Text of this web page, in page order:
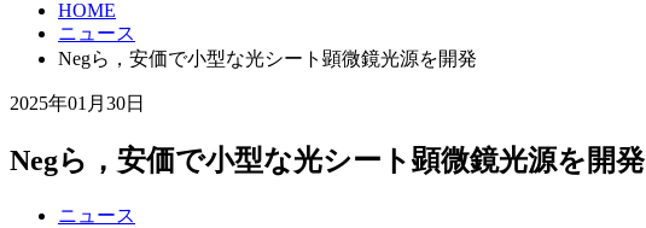
HOME
ニュース
Negら，安価で小型な光シート顕微鏡光源を開発
2025年01月30日
Negら，安価で小型な光シート顕微鏡光源を開発
ニュース